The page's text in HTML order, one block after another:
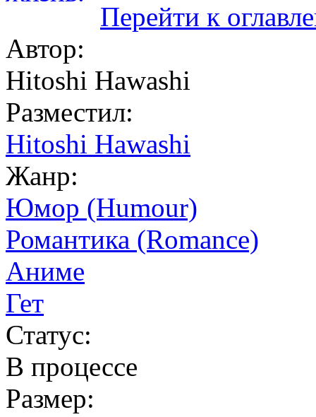
Перейти к
Автор:
Hitoshi Hawashi
Разместил:
Hitoshi Hawashi
Жанр:
Юмор (Humour)
Романтика (Romance)
Аниме
Гет
Статус:
В процессе
Размер: